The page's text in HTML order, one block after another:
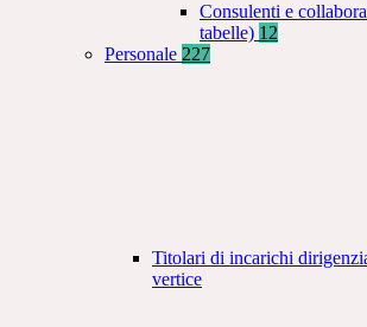
Consulenti e
tabelle) 12
Personale 227
Titolari di incarichi
vertice